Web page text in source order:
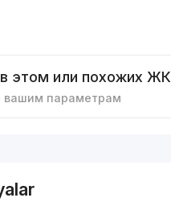
этом или похожих ЖК
вашим параметрам